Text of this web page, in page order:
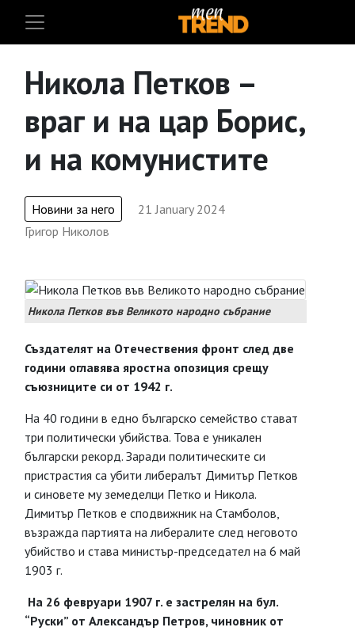
Никола Петков –
враг и на цар Борис,
и на комунистите
Новини за него
21 January 2024
Григор Николов
Никола Петков във Великото народно събрание
Създателят на Отечествения фронт след две
години оглавява яростна опозиция срещу
съюзниците си от 1942 г.
На 40 години в едно българско семейство стават
три политически убийства. Това е уникален
български рекорд. Заради политическите си
пристрастия са убити либералът Димитър Петков
и синовете му земеделци Петко и Никола.
Димитър Петков е сподвижник на Стамболов,
възражда партията на либералите след неговото
убийство и става министър-председател на 6 май
1903 г.
На 26 февруари 1907 г. е застрелян на бул.
“Руски” от Александър Петров, чиновник от